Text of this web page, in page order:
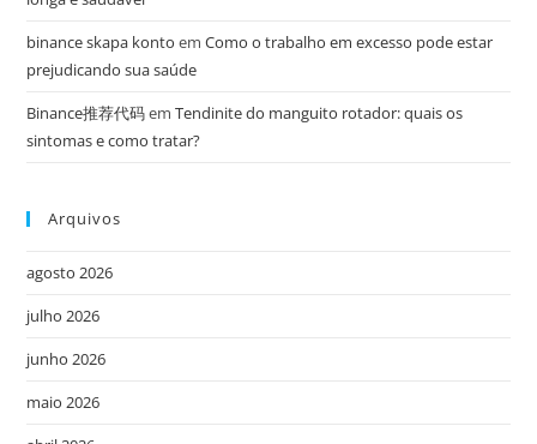
binance skapa konto emComo o trabalho em excesso pode estar
prejudicando sua saúde
Binance推荐代码emTendinite do manguito rotador: quais os
sintomas e como tratar?
Arquivos
agosto 2026
julho 2026
junho 2026
maio 2026